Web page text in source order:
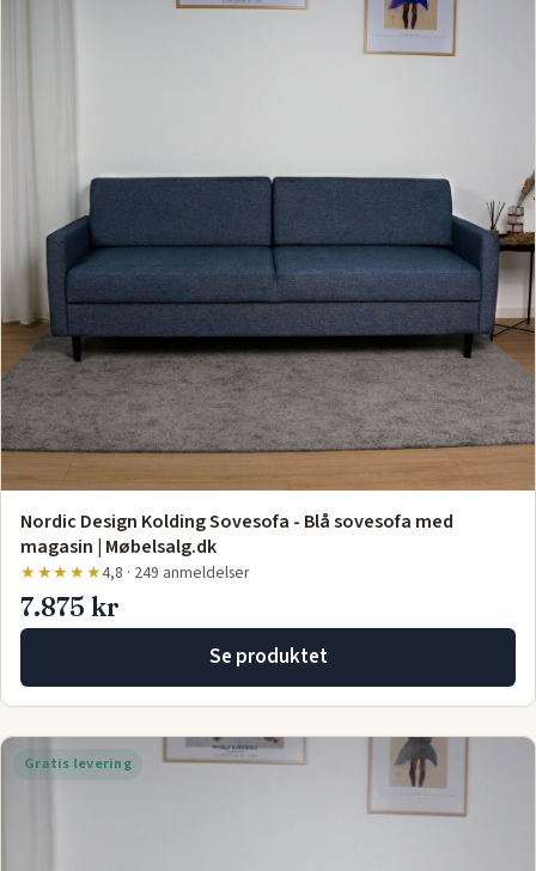
Nordic Design Kolding Sovesofa - Blå sovesofa med
magasin | Møbelsalg.dk
★★★★★4,8 · 249 anmeldelser
7.875 kr
Se produktet
Gratis levering